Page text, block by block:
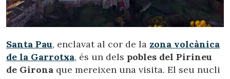
Santa Pau, enclavat al cor de la zona volcànica
de la Garrotxa, és un dels pobles del Pirineu
de Girona que mereixen una visita. El seu nucli